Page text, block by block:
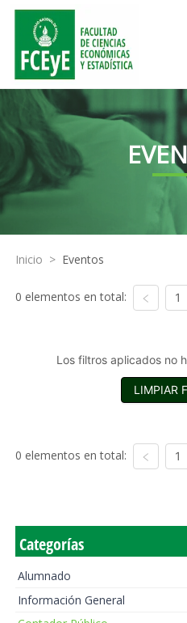
Inicio > Eventos
0 elementos en total: 1
Los filtros aplicados no
LIMPIAR
0 elementos en total: 1
Categorías
Alumnado
Información General